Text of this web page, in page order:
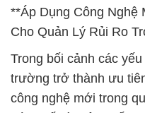
**Áp Dụng Công
Cho Quản Lý Rủi Ro
Trong bối cảnh các
trường trở thành ưu
công nghệ mới trong